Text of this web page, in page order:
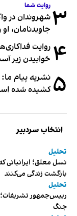
۳ روایت شما
شهروندان در
جاویدنامان،
۴ خوابیدن زیر
۵ نشریه پیام
کشیده شده
انتخاب سردبیر
تحلیل
نسل معلق؛ ایرانیانی
بازگشت زندگی می‌کنند
تحلیل
رییس‌جمهور
جنگ